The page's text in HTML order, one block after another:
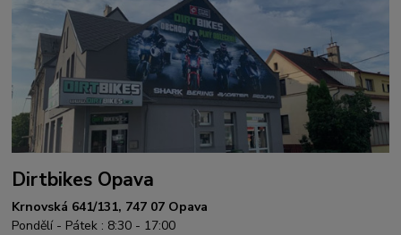
Dirtbikes Opava
Krnovská 641/131, 747 07 Opava
Pondělí - Pátek : 8:30 - 17:00